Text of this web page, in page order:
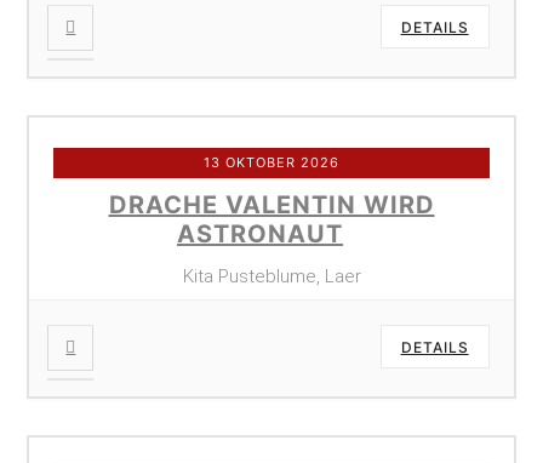
DETAILS
13 OKTOBER 2026
DRACHE VALENTIN WIRD
ASTRONAUT
Kita Pusteblume, Laer
DETAILS